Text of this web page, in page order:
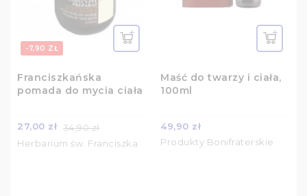
-7,90 ZŁ
Franciszkańska
pomada do mycia ciała
27,00 zł 34,90 zł
Herbarium św. Franciszka
Maść do twarzy i ciała,
100ml
49,90 zł
Produkty Bonifraterskie